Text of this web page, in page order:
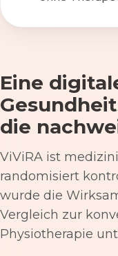
Eine
die
ViViRA ist
randomisiert
wurde die
Vergleich zur
Physiotherapie